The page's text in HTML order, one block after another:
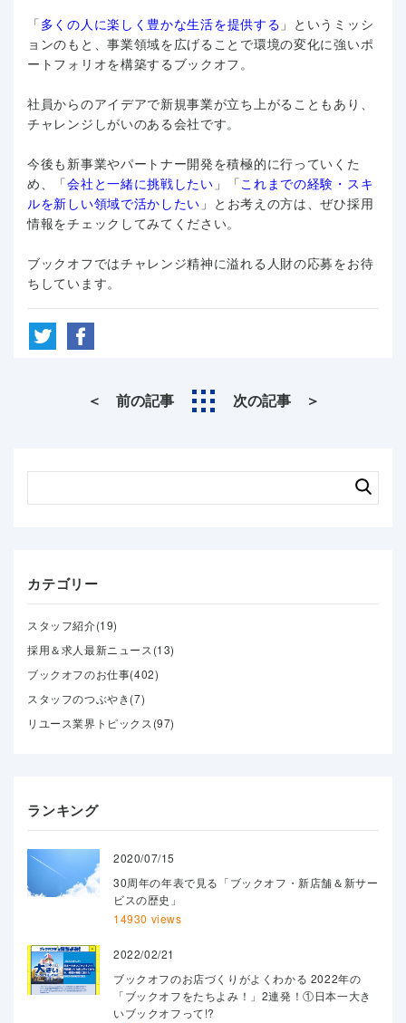
「 多くの人に楽しく豊かな生活を提供する 」というミッシ
ョンのもと、事業領域を広げることで環境の変化に強いポ
ートフォリオを構築するブックオフ。
社員からのアイデアで新規事業が立ち上がることもあり、
チャレンジしがいのある会社です。
今後も新事業やパートナー開発を積極的に行っていくた
め、「会社と一緒に挑戦したい 」「 これまでの経験・スキ
ルを新しい領域で活かしたい 」とお考えの方は、ぜひ採用
情報をチェックしてみてください。
ブックオフではチャレンジ精神に溢れる人財の応募をお待
ちしています。
＜ 前の記事 次の記事 ＞
カテゴリー
スタッフ紹介(19)
採用＆求人最新ニュース(13)
ブックオフのお仕事(402)
スタッフのつぶやき(7)
リユース業界トピックス(97)
ランキング
2020/07/15
30周年の年表で見る「ブックオフ・新店舗＆新サー
ビスの歴史」
14930 views
2022/02/21
ブックオフのお店づくりがよくわかる 2022年の
「ブックオフをたちよみ！」2連発！①日本一大き
いブックオフって!?